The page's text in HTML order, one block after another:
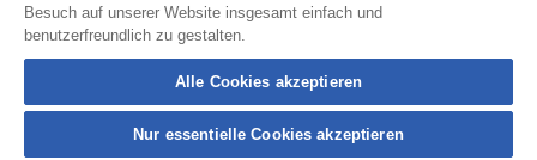
Kontakt Datenschutz
Barrierefreiheit
Impressum
connection
Besuch auf unserer Website insgesamt einfach und
benutzerfreundlich zu gestalten.
Alle Cookies akzeptieren
Nur essentielle Cookies akzeptieren